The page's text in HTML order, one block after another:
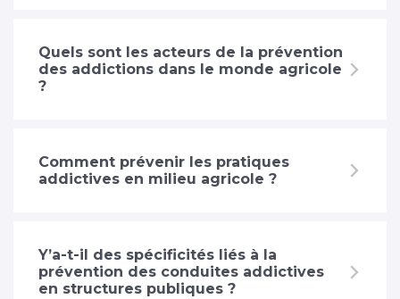
Quels sont les acteurs de la prévention
des addictions dans le monde agricole
?
Comment prévenir les pratiques
addictives en milieu agricole ?
Y’a-t-il des spécificités liés à la
prévention des conduites addictives
en structures publiques ?